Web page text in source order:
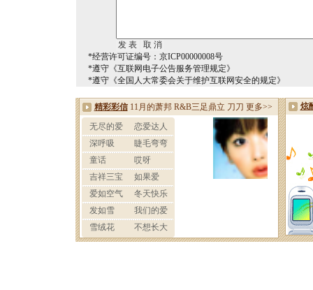
*经营许可证编号：京ICP00000008号
*遵守《互联网电子公告服务管理规定》
*遵守《全国人大常委会关于维护互联网安全的规定》